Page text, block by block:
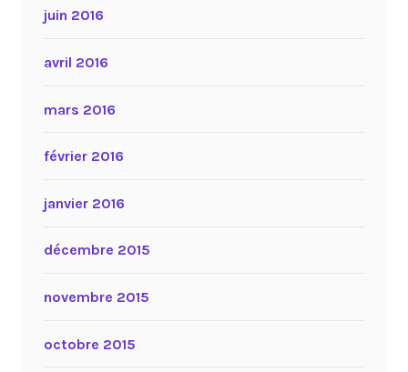
juin 2016
avril 2016
mars 2016
février 2016
janvier 2016
décembre 2015
novembre 2015
octobre 2015